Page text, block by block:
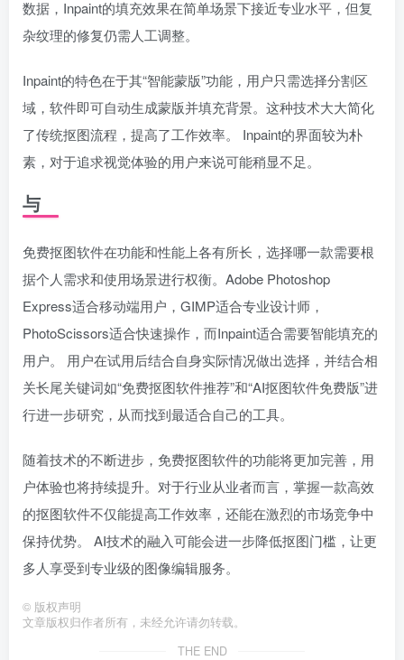
数据，Inpaint的填充效果在简单场景下接近专业水平，但复
杂纹理的修复仍需人工调整。
Inpaint的特色在于其“智能蒙版”功能，用户只需选择分割区
域，软件即可自动生成蒙版并填充背景。这种技术大大简化
了传统抠图流程，提高了工作效率。 Inpaint的界面较为朴
素，对于追求视觉体验的用户来说可能稍显不足。
与
免费抠图软件在功能和性能上各有所长，选择哪一款需要根
据个人需求和使用场景进行权衡。Adobe Photoshop
Express适合移动端用户，GIMP适合专业设计师，
PhotoScissors适合快速操作，而Inpaint适合需要智能填充的
用户。 用户在试用后结合自身实际情况做出选择，并结合相
关长尾关键词如“免费抠图软件推荐”和“AI抠图软件免费版”进
行进一步研究，从而找到最适合自己的工具。
随着技术的不断进步，免费抠图软件的功能将更加完善，用
户体验也将持续提升。对于行业从业者而言，掌握一款高效
的抠图软件不仅能提高工作效率，还能在激烈的市场竞争中
保持优势。 AI技术的融入可能会进一步降低抠图门槛，让更
多人享受到专业级的图像编辑服务。
© 版权声明
文章版权归作者所有，未经允许请勿转载。
THE END